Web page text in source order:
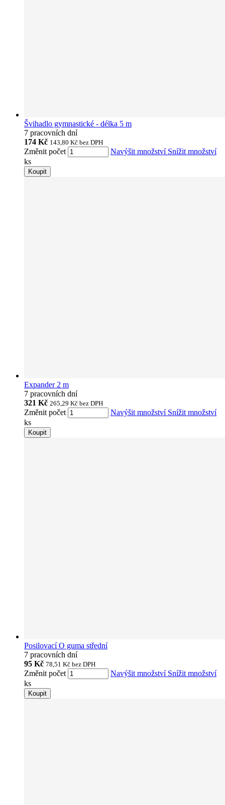
Švihadlo gymnastické - délka 5 m
7 pracovních dní
174 Kč 143,80 Kč bez DPH
Změnit počet Navýšit množství Snížit množství
ks
Koupit
Expander 2 m
7 pracovních dní
321 Kč 265,29 Kč bez DPH
Změnit počet Navýšit množství Snížit množství
ks
Koupit
Posilovací O guma střední
7 pracovních dní
95 Kč 78,51 Kč bez DPH
Změnit počet Navýšit množství Snížit množství
ks
Koupit